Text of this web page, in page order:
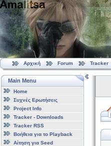
Αρχική Forum Tracker
Main Menu
Home
Συχνές Ερωτήσεις
Project Info
Tracker - Downloads
Tracker RSS
Βοήθεια για το Playback
Αίτηση για Seed